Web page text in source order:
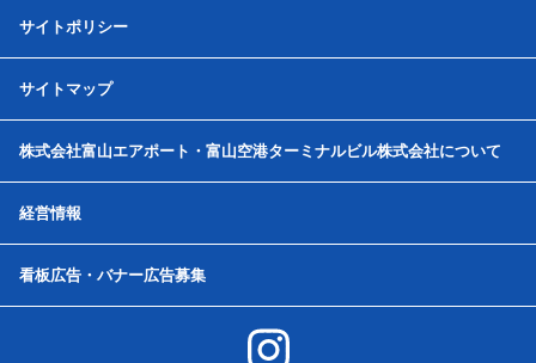
サイトポリシー
サイトマップ
株式会社富山エアポート・富山空港ターミナルビル株式会社について
経営情報
看板広告・バナー広告募集